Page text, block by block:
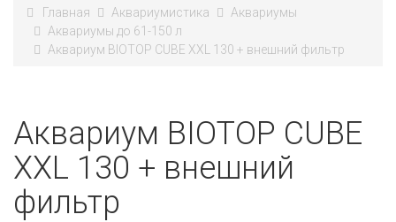
Главная Аквариумистика
Аквариумы
Аквариумы до 61-150 л
Аквариум BIOTOP CUBE XXL 130 + внешний фильтр
Аквариум BIOTOP CUBE
XXL 130 + внешний
фильтр